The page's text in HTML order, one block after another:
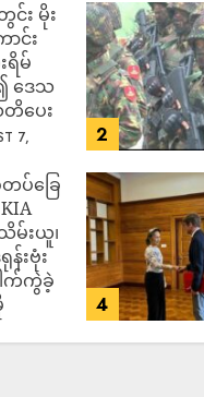
း မိုး
င်း
ရိမ်
ဒေသ
ပေး
7,
2
ပ်ခြေ
သိမ်းယူ၊
န်းဗုံး
ါက်ကွဲခဲ့
4